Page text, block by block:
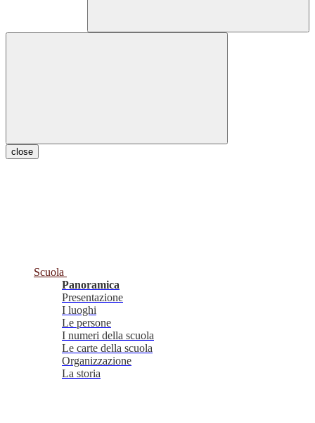
close
Scuola
Panoramica
Presentazione
I luoghi
Le persone
I numeri della scuola
Le carte della scuola
Organizzazione
La storia